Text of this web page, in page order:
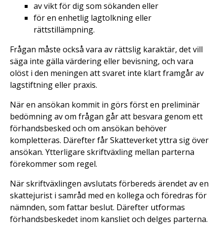
av vikt för dig som sökanden eller
för en enhetlig lagtolkning eller
rättstillämpning.
Frågan måste också vara av rättslig karaktär, det vill
säga inte gälla värdering eller bevisning, och vara
olöst i den meningen att svaret inte klart framgår av
lagstiftning eller praxis.
När en ansökan kommit in görs först en preliminär
bedömning av om frågan går att besvara genom ett
förhandsbesked och om ansökan behöver
kompletteras. Därefter får Skatteverket yttra sig över
ansökan. Ytterligare skriftväxling mellan parterna
förekommer som regel.
När skriftväxlingen avslutats förbereds ärendet av en
skattejurist i samråd med en kollega och föredras för
nämnden, som fattar beslut. Därefter utformas
förhandsbeskedet inom kansliet och delges parterna.